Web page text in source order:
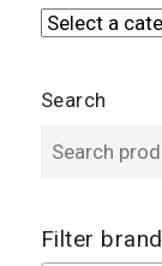
Select
Search
Filter brand